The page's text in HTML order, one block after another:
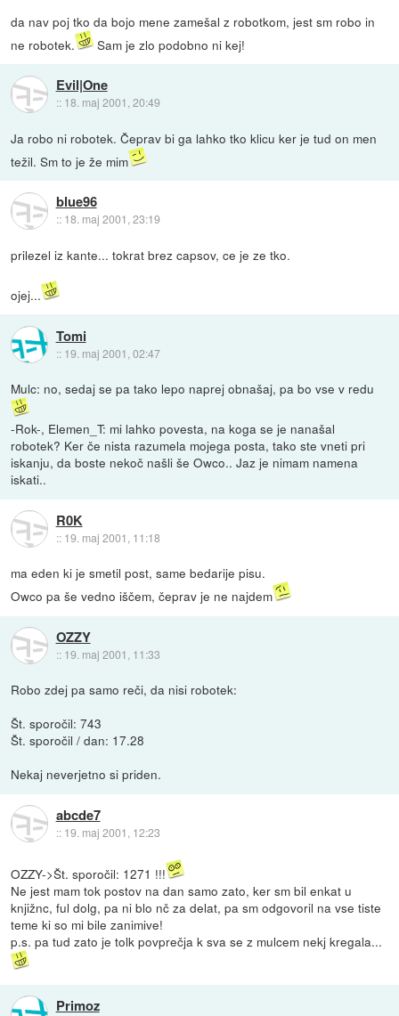
da nav poj tko da bojo mene zamešal z robotkom, jest sm robo in
ne robotek.
Sam je zlo podobno ni kej!
Evil|One
:: 18. maj 2001, 20:49
Ja robo ni robotek. Čeprav bi ga lahko tko klicu ker je tud on men
težil. Sm to je že mim
blue96
:: 18. maj 2001, 23:19
prilezel iz kante... tokrat brez capsov, ce je ze tko.
ojej...
Tomi
:: 19. maj 2001, 02:47
Mulc: no, sedaj se pa tako lepo naprej obnašaj, pa bo vse v redu
-Rok-, Elemen_T: mi lahko povesta, na koga se je nanašal
robotek? Ker če nista razumela mojega posta, tako ste vneti pri
iskanju, da boste nekoč našli še Owco.. Jaz je nimam namena
iskati..
R0K
:: 19. maj 2001, 11:18
ma eden ki je smetil post, same bedarije pisu.
Owco pa še vedno iščem, čeprav je ne najdem
OZZY
:: 19. maj 2001, 11:33
Robo zdej pa samo reči, da nisi robotek:
Št. sporočil: 743
Št. sporočil / dan: 17.28
Nekaj neverjetno si priden.
abcde7
:: 19. maj 2001, 12:23
OZZY->Št. sporočil: 1271 !!!
Ne jest mam tok postov na dan samo zato, ker sm bil enkat u
knjižnc, ful dolg, pa ni blo nč za delat, pa sm odgovoril na vse tiste
teme ki so mi bile zanimive!
p.s. pa tud zato je tolk povprečja k sva se z mulcem nekj kregala...
Primoz